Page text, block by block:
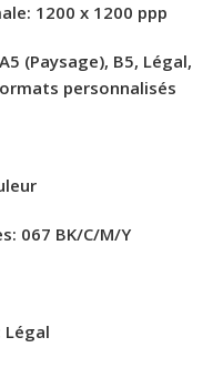
1200 x 1200 ppp
(Paysage), B5, Légal,
personnalisés
: 067 BK/C/M/Y